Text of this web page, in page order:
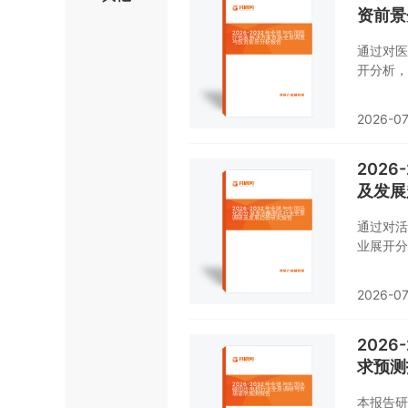
模、风
了解或
资前
通过对
开分析
2026-
2026-
及发
通过对
业展开
2026-
2026-
求预
本报告